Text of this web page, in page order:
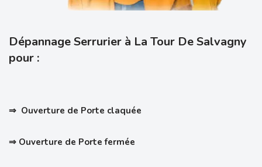
Dépannage Serrurier à La Tour De Salvagny
pour :
⇒ Ouverture de Porte claquée
⇒ Ouverture de Porte fermée